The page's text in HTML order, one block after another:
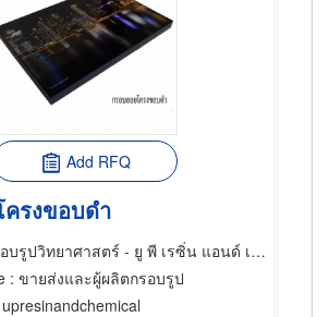
Add RFQ
รงขอบดำ
โรงงานผลิตกรอบรูปวิทยาศาสตร์ - ยู พี เรซิ่น แอนด์ เคมีคอล
: ขายส่งและผู้ผลิตกรอบรูป